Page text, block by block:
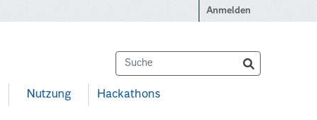
Anmelden
Nutzung Hackathons